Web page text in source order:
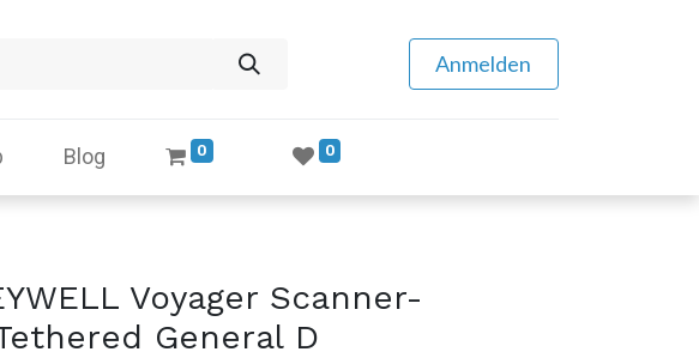
Anmelden
Blog 0 0
Voyager Scanner-
General D